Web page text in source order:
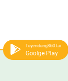
Tuyendung360 tại
Goolge Play